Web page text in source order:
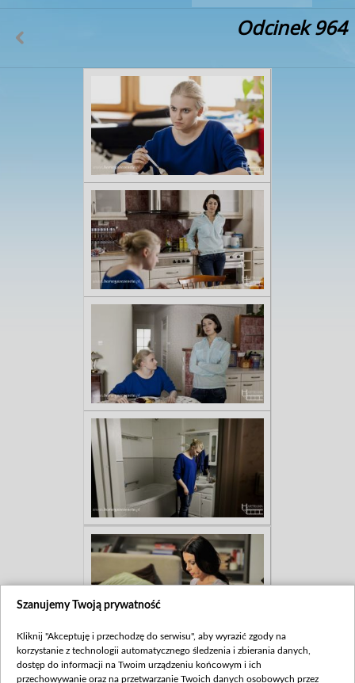
Odcinek 964
Szanujemy Twoją prywatność
Kliknij "Akceptuję i przechodzę do serwisu", aby wyrazić zgody na
korzystanie z technologii automatycznego śledzenia i zbierania danych,
dostęp do informacji na Twoim urządzeniu końcowym i ich
przechowywanie oraz na przetwarzanie Twoich danych osobowych przez